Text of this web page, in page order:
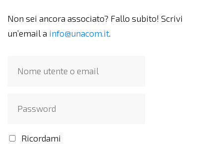
Non sei ancora associato? Fallo subito! Scrivi
un’email a info@unacom.it.
Ricordami